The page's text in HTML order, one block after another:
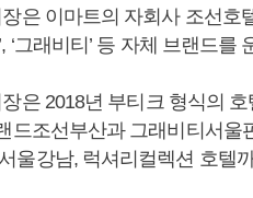
은 이마트의 자회사 조선호
‘그래비티’ 등 자체 브랜드를
은 2018년 부티크 형식의
드조선부산과 그래비티서울
울강남, 럭셔리컬렉션 호텔